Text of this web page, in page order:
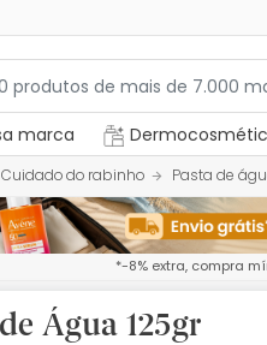
marca
Cuidado do rabinho Pasta de
*-8% extra, compra
Água 125gr